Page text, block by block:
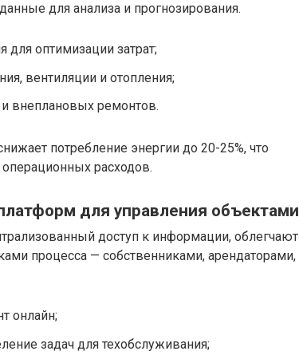
для анализа и прогнозирования.
для оптимизации затрат;
вентиляции и отопления;
внеплановых ремонтов.
потребление энергии до 20-25%, что
расходов.
для управления объектами
доступ к информации, облегчают
процесса — собственниками, арендаторами,
онлайн;
задач для техобслуживания;